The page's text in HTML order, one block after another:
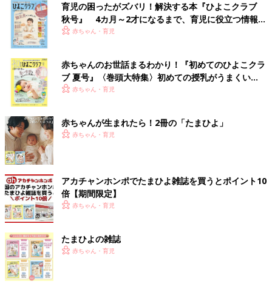
育児の困ったがズバリ！解決する本『ひよこクラブ
秋号』 4カ月～2才になるまで、育児に役立つ情報が
いっぱい！
赤ちゃん・育児
赤ちゃんのお世話まるわかり！『初めてのひよこクラ
ブ 夏号』〈巻頭大特集〉初めての授乳がうまくい
く！ おっぱい・ミルクの基本と夏のトラブル 解決テ
赤ちゃん・育児
赤ちゃんが生まれたら！2冊の「たまひよ」
赤ちゃん・育児
アカチャンホンポでたまひよ雑誌を買うとポイント10
倍【期間限定】
赤ちゃん・育児
たまひよの雑誌
赤ちゃん・育児